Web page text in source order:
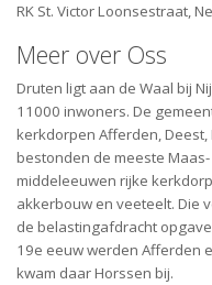
RK St. Victor Loonsestraat,
Meer over Oss
Druten ligt aan de Waal bij
11000 inwoners. De
kerkdorpen Afferden,
bestonden de meeste
middeleeuwen rijke
akkerbouw en veeteelt. Die
de belastingafdracht
19e eeuw werden Afferden
kwam daar Horssen bij.